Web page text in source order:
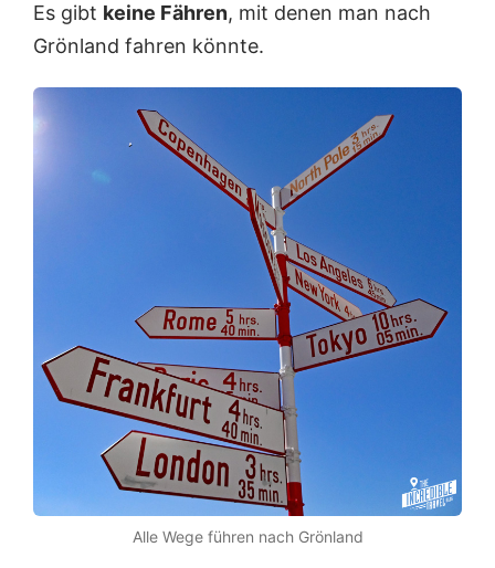
Es gibt keine Fähren, mit denen man nach
Grönland fahren könnte.
Alle Wege führen nach Grönland